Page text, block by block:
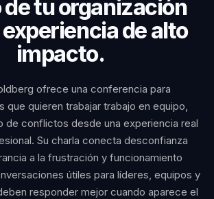
de tu organización
de alto
impacto.
ofrece una conferencia para
que quieren trabajar trabajo en equipo,
de conflictos desde una experiencia real
Su charla conecta desconfianza
a la frustración y funcionamiento
útiles para líderes, equipos y
responder mejor cuando aparece el